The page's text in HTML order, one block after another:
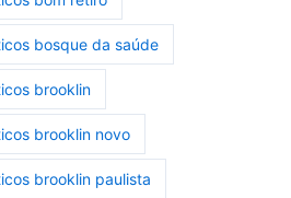
bosque da saúde
brooklin
brooklin novo
brooklin paulista